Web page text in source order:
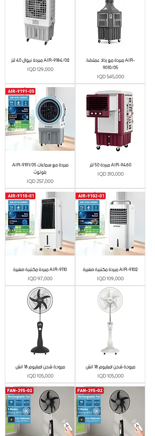
مبردة نيوال 40 لتر AIR-9184/02
Price
IQD 129,000
مبردة مع رذاذ عملاقة AIR-
9010/05
Price
IQD 545,000
AIR-9191/05 مبردة مع سماعات
بلوتوث
Price
IQD 257,000
مبردة 50 لتر AIR-9460
Price
IQD 310,000
مبردة مكتبية صغيرة AIR-9110
Price
IQD 97,000
مبردة مكتبية صغيرة AIR-9102
Price
IQD 109,000
مروحة شحن امبليوم 18 انش
Price
IQD 105,000
مروحة شحن امبليوم 18 انش
Price
IQD 105,000